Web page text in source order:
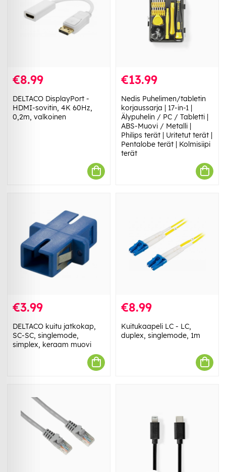
€8.99
DELTACO DisplayPort -
HDMI-sovitin, 4K 60Hz,
0,2m, valkoinen
€13.99
Nedis Puhelimen/tabletin
korjaussarja | 17-in-1 |
Älypuhelin / PC / Tabletti |
ABS-Muovi / Metalli |
Philips terät | Uritetut terät |
Pentalobe terät | Kolmisiipi
terät
€3.99
DELTACO kuitu jatkokap,
SC-SC, singlemode,
simplex, keraam muovi
€8.99
Kuitukaapeli LC - LC,
duplex, singlemode, 1m